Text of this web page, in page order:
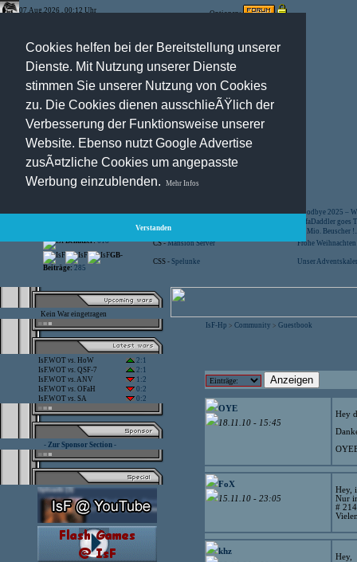
Cookies helfen bei der Bereitstellung unserer
Dienste. Mit Nutzung unserer Dienste
stimmen Sie unserer Nutzung von Cookies
zu. Die Cookies dienen ausschlieÃŸlich der
Verbesserung der Funktionsweise unserer
Website. Ebenso nutzt Google Advertise
zusÃ¤tzliche Cookies um angepasste
Werbung einzublenden.
Mehr Infos
Verstanden
07.Aug.2026 , 00:12 Uhr Optionen:
Besucher:44425409 CS -SniperWar Server
Goodbye 2025 –
SofaDaddler goes
CS -FunYard
40 Mio. Beuscher
Benutzer: 618 CS -Mansion Server
Frohe
GB-
Beiträge: 285
CSS - Spelunke Unser
Kein War eingetragen
IsF.WOT vs. HoW
2:1
IsF.WOT vs. QSF-7
2:1
IsF.WOT vs.ANV
1:2
IsF.WOT vs. OFaH
0:2
IsF.WOT vs. SA 0:2
- Zur Sponsor Section -
IsF-Hp > Community > Guestbook
OYE
18.11.10 - 15:45
Hey
FoX
15.11.10 - 23:05
Hey,
Nur
#
khz
Hey,